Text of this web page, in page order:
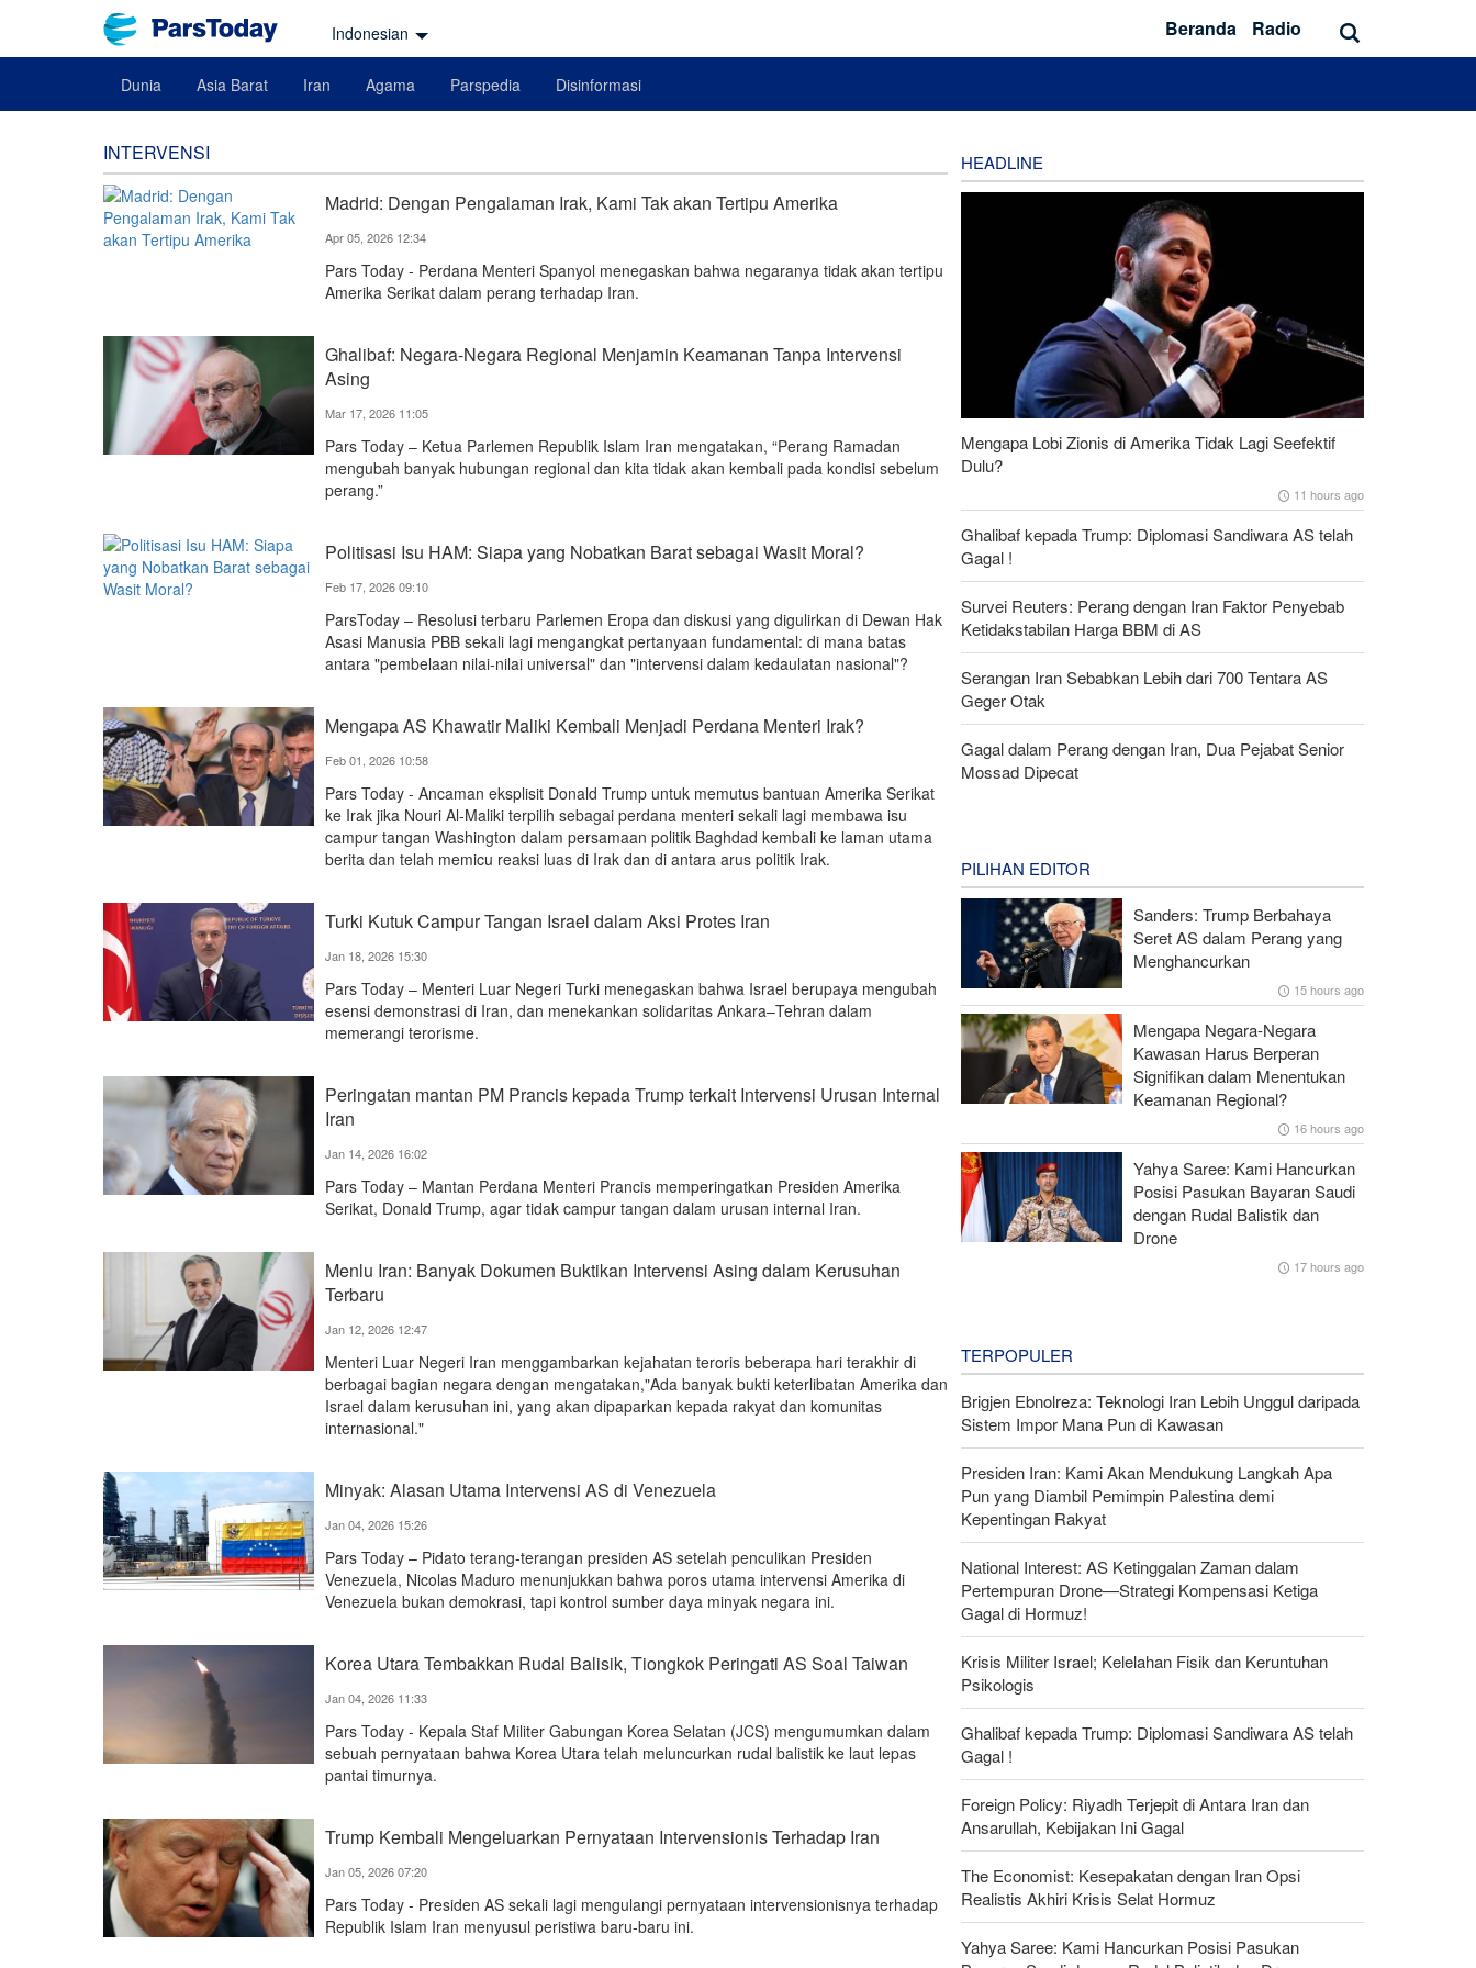
Indonesian Beranda Radio
Dunia Asia Barat Iran Agama Parspedia Disinformasi
INTERVENSI
Madrid: Dengan Pengalaman Irak, Kami Tak akan Tertipu Amerika
Apr 05, 2026 12:34
Pars Today - Perdana Menteri Spanyol menegaskan bahwa negaranya tidak akan tertipu
Amerika Serikat dalam perang terhadap Iran.
Ghalibaf: Negara-Negara Regional Menjamin Keamanan Tanpa Intervensi
Asing
Mar 17, 2026 11:05
Pars Today – Ketua Parlemen Republik Islam Iran mengatakan, “Perang Ramadan
mengubah banyak hubungan regional dan kita tidak akan kembali pada kondisi sebelum
perang.”
Politisasi Isu HAM: Siapa yang Nobatkan Barat sebagai Wasit Moral?
Feb 17, 2026 09:10
ParsToday – Resolusi terbaru Parlemen Eropa dan diskusi yang digulirkan di Dewan Hak
Asasi Manusia PBB sekali lagi mengangkat pertanyaan fundamental: di mana batas
antara "pembelaan nilai-nilai universal" dan "intervensi dalam kedaulatan nasional"?
Mengapa AS Khawatir Maliki Kembali Menjadi Perdana Menteri Irak?
Feb 01, 2026 10:58
Pars Today - Ancaman eksplisit Donald Trump untuk memutus bantuan Amerika Serikat
ke Irak jika Nouri Al-Maliki terpilih sebagai perdana menteri sekali lagi membawa isu
campur tangan Washington dalam persamaan politik Baghdad kembali ke laman utama
berita dan telah memicu reaksi luas di Irak dan di antara arus politik Irak.
Turki Kutuk Campur Tangan Israel dalam Aksi Protes Iran
Jan 18, 2026 15:30
Pars Today – Menteri Luar Negeri Turki menegaskan bahwa Israel berupaya mengubah
esensi demonstrasi di Iran, dan menekankan solidaritas Ankara–Tehran dalam
memerangi terorisme.
Peringatan mantan PM Prancis kepada Trump terkait Intervensi Urusan Internal
Iran
Jan 14, 2026 16:02
Pars Today – Mantan Perdana Menteri Prancis memperingatkan Presiden Amerika
Serikat, Donald Trump, agar tidak campur tangan dalam urusan internal Iran.
Menlu Iran: Banyak Dokumen Buktikan Intervensi Asing dalam Kerusuhan
Terbaru
Jan 12, 2026 12:47
Menteri Luar Negeri Iran menggambarkan kejahatan teroris beberapa hari terakhir di
berbagai bagian negara dengan mengatakan,"Ada banyak bukti keterlibatan Amerika dan
Israel dalam kerusuhan ini, yang akan dipaparkan kepada rakyat dan komunitas
internasional."
Minyak: Alasan Utama Intervensi AS di Venezuela
Jan 04, 2026 15:26
Pars Today – Pidato terang-terangan presiden AS setelah penculikan Presiden
Venezuela, Nicolas Maduro menunjukkan bahwa poros utama intervensi Amerika di
Venezuela bukan demokrasi, tapi kontrol sumber daya minyak negara ini.
Korea Utara Tembakkan Rudal Balisik, Tiongkok Peringati AS Soal Taiwan
Jan 04, 2026 11:33
Pars Today - Kepala Staf Militer Gabungan Korea Selatan (JCS) mengumumkan dalam
sebuah pernyataan bahwa Korea Utara telah meluncurkan rudal balistik ke laut lepas
pantai timurnya.
Trump Kembali Mengeluarkan Pernyataan Intervensionis Terhadap Iran
Jan 05, 2026 07:20
Pars Today - Presiden AS sekali lagi mengulangi pernyataan intervensionisnya terhadap
Republik Islam Iran menyusul peristiwa baru-baru ini.
HEADLINE
Mengapa Lobi Zionis di Amerika Tidak Lagi Seefektif
Dulu?
11 hours ago
Ghalibaf kepada Trump: Diplomasi Sandiwara AS telah
Gagal !
Survei Reuters: Perang dengan Iran Faktor Penyebab
Ketidakstabilan Harga BBM di AS
Serangan Iran Sebabkan Lebih dari 700 Tentara AS
Geger Otak
Gagal dalam Perang dengan Iran, Dua Pejabat Senior
Mossad Dipecat
PILIHAN EDITOR
Sanders: Trump Berbahaya
Seret AS dalam Perang yang
Menghancurkan
15 hours ago
Mengapa Negara-Negara
Kawasan Harus Berperan
Signifikan dalam Menentukan
Keamanan Regional?
16 hours ago
Yahya Saree: Kami Hancurkan
Posisi Pasukan Bayaran Saudi
dengan Rudal Balistik dan
Drone
17 hours ago
TERPOPULER
Brigjen Ebnolreza: Teknologi Iran Lebih Unggul daripada
Sistem Impor Mana Pun di Kawasan
Presiden Iran: Kami Akan Mendukung Langkah Apa
Pun yang Diambil Pemimpin Palestina demi
Kepentingan Rakyat
National Interest: AS Ketinggalan Zaman dalam
Pertempuran Drone—Strategi Kompensasi Ketiga
Gagal di Hormuz!
Krisis Militer Israel; Kelelahan Fisik dan Keruntuhan
Psikologis
Ghalibaf kepada Trump: Diplomasi Sandiwara AS telah
Gagal !
Foreign Policy: Riyadh Terjepit di Antara Iran dan
Ansarullah, Kebijakan Ini Gagal
The Economist: Kesepakatan dengan Iran Opsi
Realistis Akhiri Krisis Selat Hormuz
Yahya Saree: Kami Hancurkan Posisi Pasukan